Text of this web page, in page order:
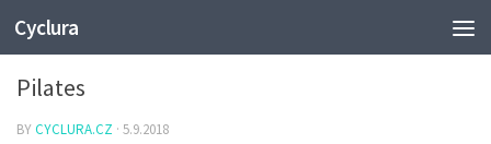
Cyclura
HOBBY
Pilates
BYCYCLURA.CZ · 5.9.2018